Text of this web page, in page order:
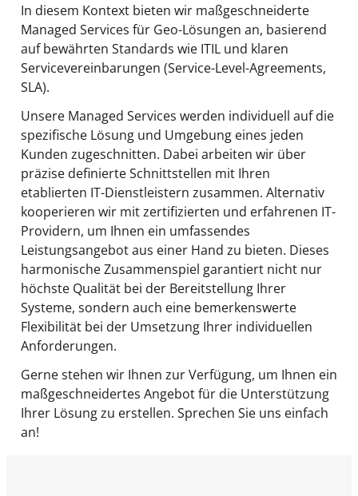
In diesem Kontext bieten wir maßgeschneiderte
Managed Services für Geo-Lösungen an, basierend
auf bewährten Standards wie ITIL und klaren
Servicevereinbarungen (Service-Level-Agreements,
SLA).
Unsere Managed Services werden individuell auf die
spezifische Lösung und Umgebung eines jeden
Kunden zugeschnitten. Dabei arbeiten wir über
präzise definierte Schnittstellen mit Ihren
etablierten IT-Dienstleistern zusammen. Alternativ
kooperieren wir mit zertifizierten und erfahrenen IT-
Providern, um Ihnen ein umfassendes
Leistungsangebot aus einer Hand zu bieten. Dieses
harmonische Zusammenspiel garantiert nicht nur
höchste Qualität bei der Bereitstellung Ihrer
Systeme, sondern auch eine bemerkenswerte
Flexibilität bei der Umsetzung Ihrer individuellen
Anforderungen.
Gerne stehen wir Ihnen zur Verfügung, um Ihnen ein
maßgeschneidertes Angebot für die Unterstützung
Ihrer Lösung zu erstellen. Sprechen Sie uns einfach
an!